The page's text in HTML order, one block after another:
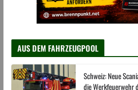
AUS DEM FAHRZEUGPOOL
Schweiz: Neue
die Werkfeuerwehr